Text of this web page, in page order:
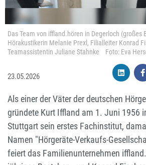
Das Team von iffland.hören in Degerloch (großes
Hörakustikerin Melanie Prexl, Filialleiter Konrad
Teamassistentin Juliane Stahnke Foto: Eva
23.05.2026
Als einer der Väter der deutschen
gründete Kurt Iffland am 1. Juni 1956
Stuttgart sein erstes Fachinstitut,
Namen "Hörgeräte-Verkaufs-
feiert das Familienunternehmen